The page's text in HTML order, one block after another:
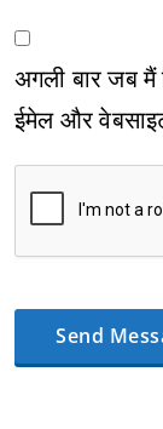
अगली बार जब मैं
ईमेल और